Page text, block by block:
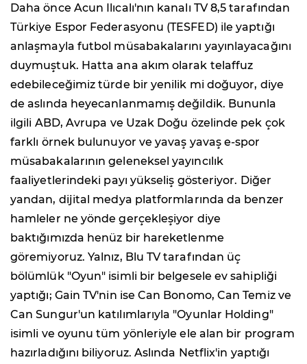
Daha önce Acun Ilıcalı'nın kanalı TV 8,5 tarafından
Türkiye Espor Federasyonu (TESFED) ile yaptığı
anlaşmayla futbol müsabakalarını yayınlayacağını
duymuştuk. Hatta ana akım olarak telaffuz
edebileceğimiz türde bir yenilik mi doğuyor, diye
de aslında heyecanlanmamış değildik. Bununla
ilgili ABD, Avrupa ve Uzak Doğu özelinde pek çok
farklı örnek bulunuyor ve yavaş yavaş e-spor
müsabakalarının geleneksel yayıncılık
faaliyetlerindeki payı yükseliş gösteriyor. Diğer
yandan, dijital medya platformlarında da benzer
hamleler ne yönde gerçekleşiyor diye
baktığımızda henüz bir hareketlenme
göremiyoruz. Yalnız, Blu TV tarafından üç
bölümlük "Oyun" isimli bir belgesele ev sahipliği
yaptığı; Gain TV'nin ise Can Bonomo, Can Temiz ve
Can Sungur'un katılımlarıyla "Oyunlar Holding"
isimli ve oyunu tüm yönleriyle ele alan bir program
hazırladığını biliyoruz. Aslında Netflix'in yaptığı